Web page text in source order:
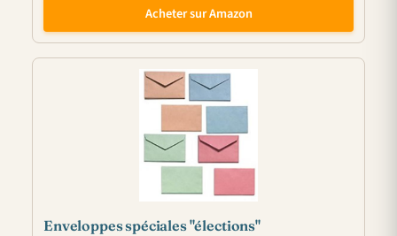
Acheter sur Amazon
Enveloppes spéciales "élections"